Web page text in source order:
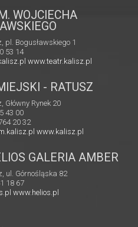
WOJCIECHA
pl. Bogusławskiego 1
53 14
www.teatr.kalisz.pl
- RATUSZ
Główny Rynek 20
43 00
20 32
www.kalisz.pl
GALERIA AMBER
ul. Górnośląska 82
18 67
www.helios.pl